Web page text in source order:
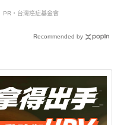
PR・台灣癌症基金會
Recommended by